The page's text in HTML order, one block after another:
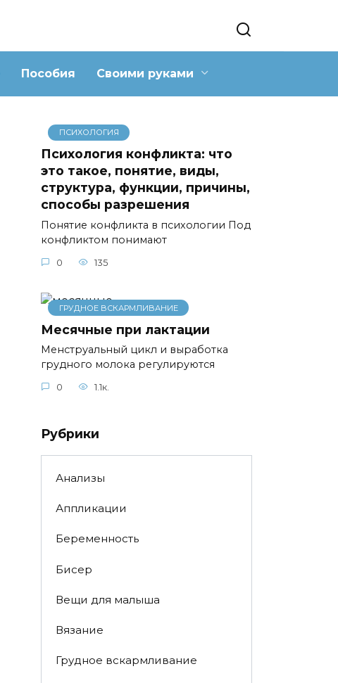
Пособия Своими руками
ПСИХОЛОГИЯ
Психология конфликта: что
это такое, понятие, виды,
структура, функции, причины,
способы разрешения
Понятие конфликта в психологии Под
конфликтом понимают
0 135
ГРУДНОЕ ВСКАРМЛИВАНИЕ
Месячные при лактации
Менструальный цикл и выработка
грудного молока регулируются
0 1.1к.
Рубрики
Анализы
Аппликации
Беременность
Бисер
Вещи для малыша
Вязание
Грудное вскармливание